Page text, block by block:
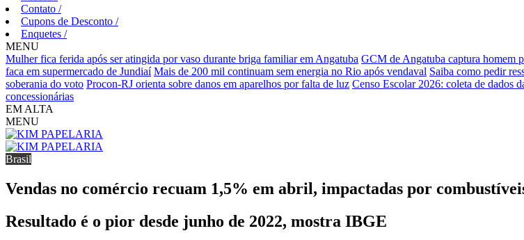
Contato /
Cupons de Desconto /
Enquetes /
MENU
Mulher fica ferida após ser atingida por vaso durante briga familiar em Angatuba GCM de Angatuba captura homem
faca em supermercado de Jundiaí Mais de 200 mil continuam sem energia no Rio após vendaval Saiba como pedir
soberania do voto Procon-RJ orienta sobre danos em aparelhos por falta de luz Censo Escolar 2026: coleta de dados
concessionárias
EM ALTA
MENU
Brasil
Vendas no comércio recuam 1,5% em abril, impactadas por
Resultado é o pior desde junho de 2022, mostra IBGE